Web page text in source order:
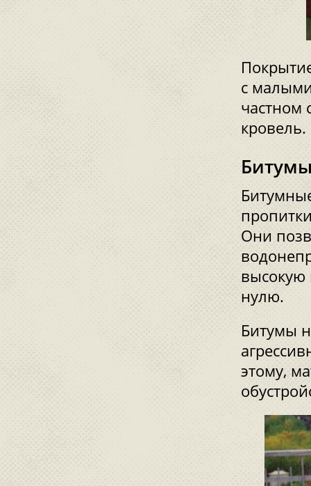
с
частном
кровель.
Они
высокую
нулю.
Битумы
этому,